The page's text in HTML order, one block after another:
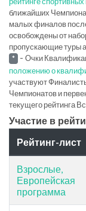
ближайших
малых финалов
освобождены от
пропускающие туры
* - Очки
положению о
участвуют
Чемпионатов и
текущего рейтинга
Участие в
Рейтинг-лист
Взрослые,
Европейская
программа